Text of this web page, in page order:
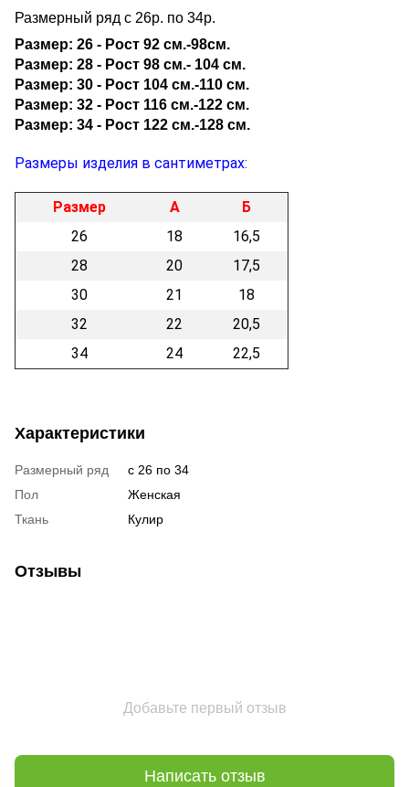
Размерный ряд с 26р. по 34р.
Размер: 26 - Рост 92 см.-98см.
Размер: 28 - Рост 98 см.- 104 см.
Размер: 30 - Рост 104 см.-110 см.
Размер: 32 - Рост 116 см.-122 см.
Размер: 34 - Рост 122 см.-128 см.
Размеры изделия в сантиметрах:
Размер А
Б
26
18
16,5
28
20
17,5
30
21
18
32
22
20,5
34
24 22,5
Характеристики
Размерный ряд
с 26 по 34
Пол
Женская
Ткань
Кулир
Отзывы
Добавьте первый отзыв
Написать отзыв